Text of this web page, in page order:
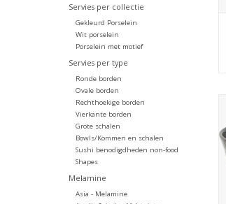
Servies per collectie
Gekleurd Porselein
Wit porselein
Porselein met motief
Servies per type
Ronde borden
Ovale borden
Rechthoekige borden
Vierkante borden
Grote schalen
Bowls/Kommen en schalen
Sushi benodigdheden non-food
Shapes
Melamine
Asia - Melamine